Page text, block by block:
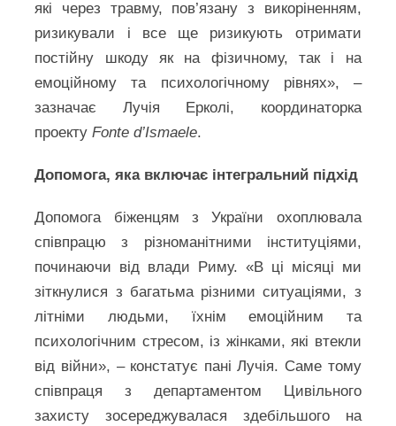
які через травму, пов’язану з викоріненням,
ризикували і все ще ризикують отримати
постійну шкоду як на фізичному, так і на
емоційному та психологічному рівнях», –
зазначає Лучія Ерколі, координаторка
проектуFonte d’Ismaele.
Допомога, яка включає інтегральний підхід
Допомога біженцям з України охоплювала
співпрацю з різноманітними інституціями,
починаючи від влади Риму. «В ці місяці ми
зіткнулися з багатьма різними ситуаціями, з
літніми людьми, їхнім емоційним та
психологічним стресом, із жінками, які втекли
від війни», – констатує пані Лучія. Саме тому
співпраця з департаментом Цивільного
захисту зосереджувалася здебільшого на